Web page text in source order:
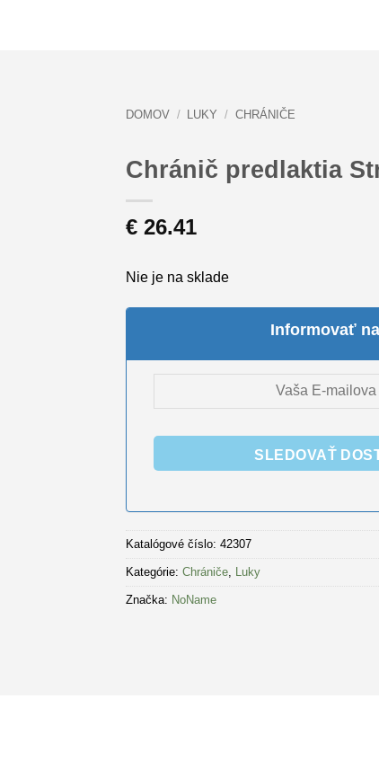
DOMOV / LUKY / CHRÁNIČE
Chránič predlaktia
€26.41
Nie je na sklade
Informovať na
SLEDOVAŤ
Katalógové číslo: 42307
Kategórie: Chrániče, Luky
Značka: NoName